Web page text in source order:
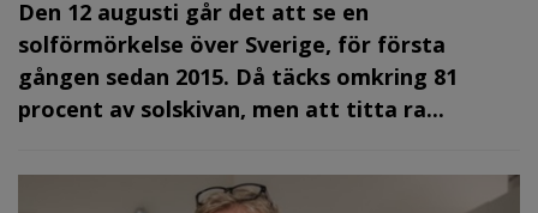
Den 12 augusti går det att se en
solförmörkelse över Sverige, för första
gången sedan 2015. Då täcks omkring 81
procent av solskivan, men att titta ra...